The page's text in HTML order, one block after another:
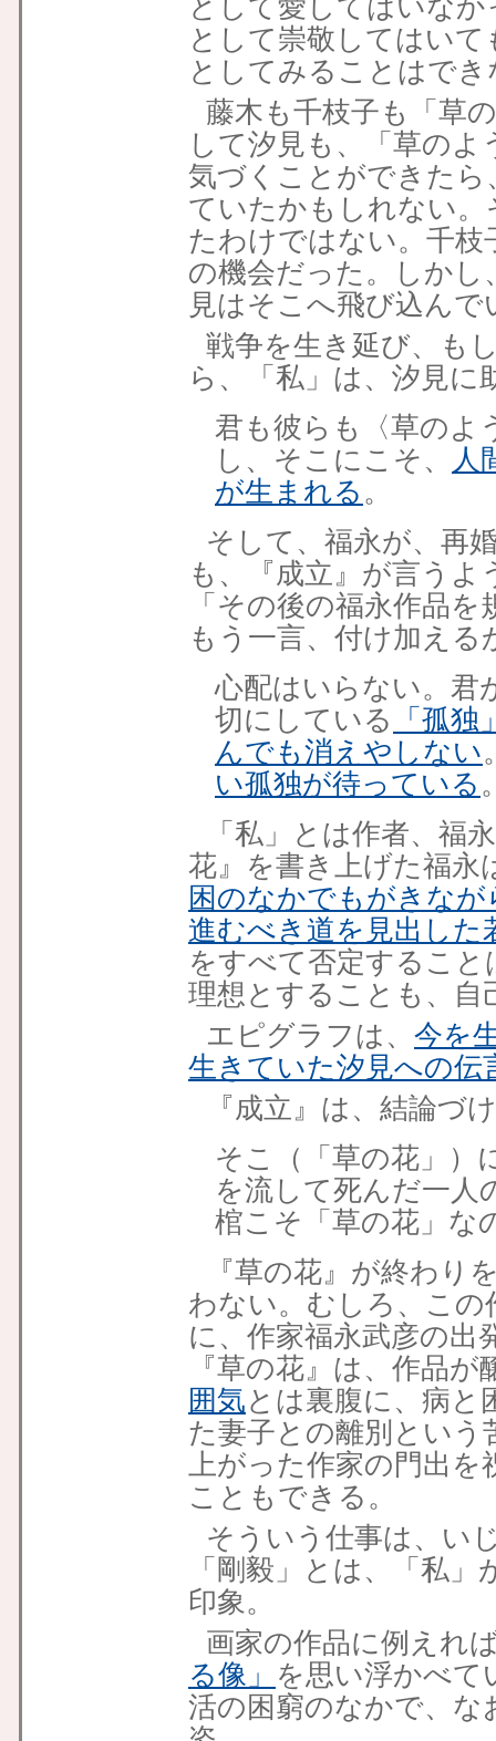
として愛してはいな
として崇敬してはい
としてみることはで
藤木も千枝子も「草
して汐見も、「草の
気づくことができたら
ていたかもしれない
たわけではない。千枝
の機会だった。しかし
見はそこへ飛び込ん
戦争を生き延び、も
ら、「私」は、汐見に
君も彼らも〈草のよ
し、そこにこそ、
人
が生まれる 。
そして、福永が、再
も、『成立』が言う
「その後の福永作品
もう一言、付け加える
心配はいらない。君
切にしている
「孤
んでも消えやしない
い孤独が待っている
「私」とは作者、福
花』を書き上げた福永
困のなかでもがきな
進むべき道を見出した
をすべて否定するこ
理想とすることも、自
エピグラフは、 今を
生きていた汐見への伝
『成立』は、結論づ
そこ（「草の花」）
を流して死んだ一人
棺こそ「草の花」な
『草の花』が終わり
わない。むしろ、この
に、作家福永武彦の出
『草の花』は、作品が
囲気とは裏腹に、病と
た妻子との離別という
上がった作家の門出
こともできる。
そういう仕事は、い
「剛毅」とは、「私
印象。
画家の作品に例えれ
る像」
を思い浮かべて
活の困窮のなかで、な